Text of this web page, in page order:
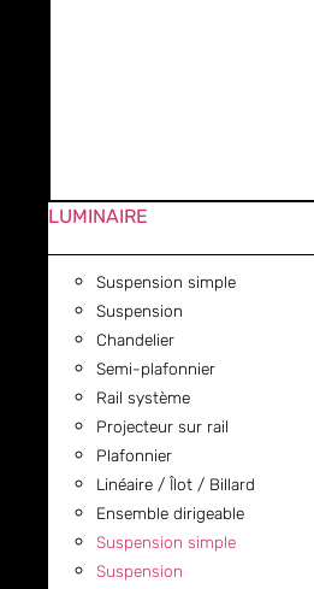
LUMINAIRE
Suspension simple
Suspension
Chandelier
Semi-plafonnier
Rail système
Projecteur sur rail
Plafonnier
Linéaire / Îlot / Billard
Ensemble dirigeable
Suspension simple
Suspension